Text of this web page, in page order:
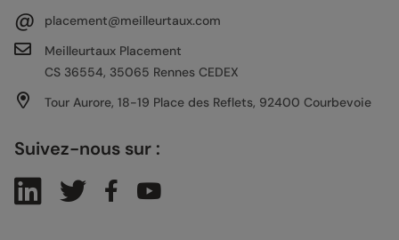
@
placement@meilleurtaux.com
Meilleurtaux Placement
CS 36554, 35065 Rennes CEDEX
Tour Aurore, 18-19 Place des Reflets, 92400 Courbevoie
Suivez-nous sur :